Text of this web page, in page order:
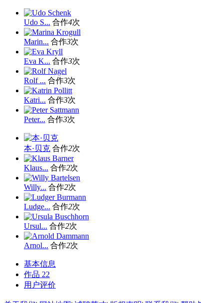
Udo S... 合作4次
Marin... 合作3次
Eva K... 合作3次
Rolf ... 合作3次
Katri... 合作3次
Peter... 合作3次
本·贝克 合作2次
Klaus... 合作2次
Willy... 合作2次
Ludge... 合作2次
Ursul... 合作2次
Arnol... 合作2次
基本信息
作品 22
用户评价